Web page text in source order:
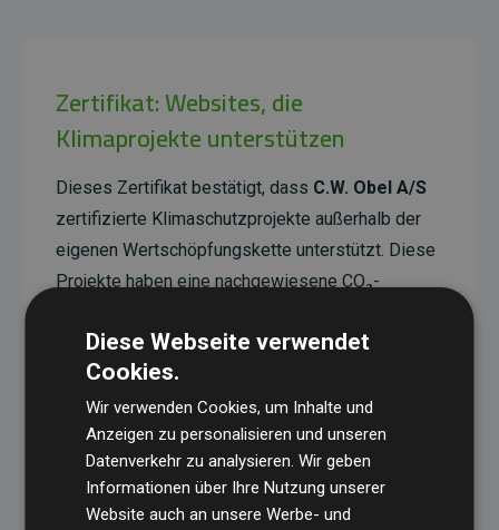
Zertifikat: Websites, die
Klimaprojekte unterstützen
Dieses Zertifikat bestätigt, dass C.W. Obel A/S
zertifizierte Klimaschutzprojekte außerhalb der
eigenen Wertschöpfungskette unterstützt. Diese
Projekte haben eine nachgewiesene CO₂-
Doppelten der geschätzten Emissionen der
Website entspricht.
Alle unterstützten Projekte werden durch
Standardverifiziert und erfüllen höchste
Anforderungen an Qualität, tatsächliche
Klimawirkung und Transparenz. Weitere
Diese Webseite verwendet
Cookies.
Wir verwenden Cookies, um Inhalte und
Anzeigen zu personalisieren und unseren
Datenverkehr zu analysieren. Wir geben
Informationen über Ihre Nutzung unserer
Website auch an unsere Werbe- und